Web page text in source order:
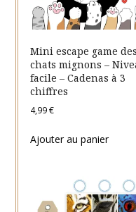
Mini escape game des
chats mignons –
facile – Cadenas à 3
chiffres
4,99€
Ajouter au panier